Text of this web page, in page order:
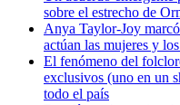
sobre el estrecho de
Anya Taylor-Joy
actúan las mujeres y
El fenómeno del
exclusivos (uno en un
todo el país